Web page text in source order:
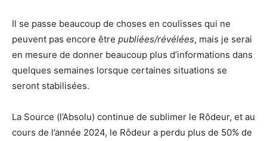
Il se passe beaucoup de choses en coulisses qui ne
peuvent pas encore être publiées/révélées, mais je serai
en mesure de donner beaucoup plus d’informations dans
quelques semaines lorsque certaines situations se
seront stabilisées.
La Source (l’Absolu) continue de sublimer le Rôdeur, et au
cours de l’année 2024, le Rôdeur a perdu plus de 50% de